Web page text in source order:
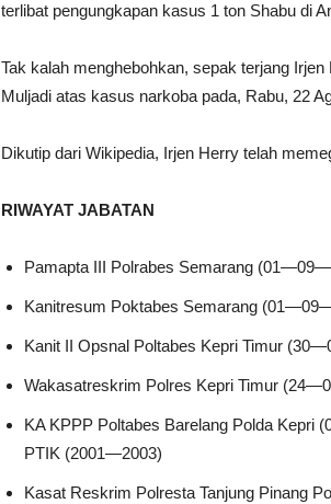
terlibat pengungkapan kasus 1 ton Shabu di
Tak kalah menghebohkan, sepak terjang
Muljadi atas kasus narkoba pada, Rabu, 22
Dikutip dari Wikipedia, Irjen Herry telah
RIWAYAT JABATAN
Pamapta III Polrabes Semarang
Kanitresum Poktabes Semarang
Kanit II Opsnal Poltabes Kepri Timur
Wakasatreskrim Polres Kepri Timur
KA KPPP Poltabes Barelang Polda Kepri
PTIK (2001—2003)
Kasat Reskrim Polresta Tanjung Pinang